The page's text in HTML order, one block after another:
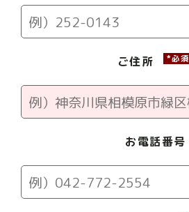
ご住所 *必須
お電話番号